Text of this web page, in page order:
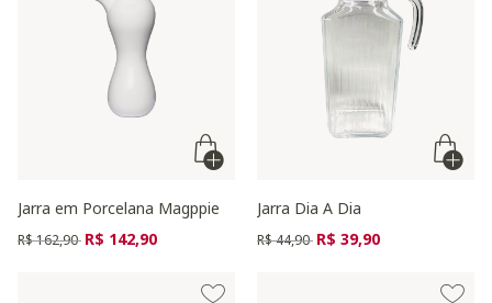
Jarra em Porcelana Magppie
Preço reduzido de
R$ 162,90 para
R$ 142,90
Jarra Dia A Dia
Preço reduzido de
R$ 44,90 para
R$ 39,90